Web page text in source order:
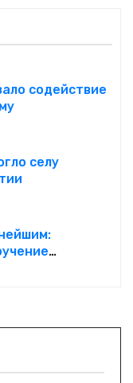
содействие
селу
премии Best